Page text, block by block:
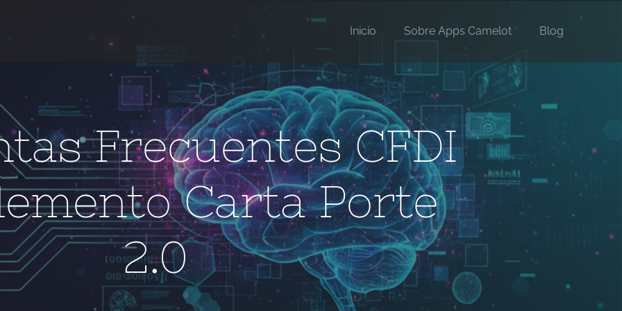
Inicio Sobre Apps Camelot Blog
Frecuentes CFDI
Carta Porte
2.0